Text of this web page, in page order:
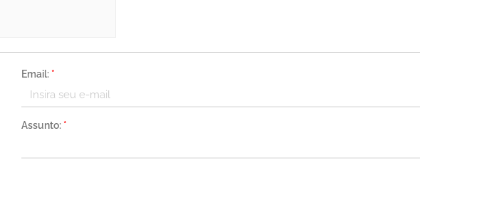
Email: *
Assunto: *